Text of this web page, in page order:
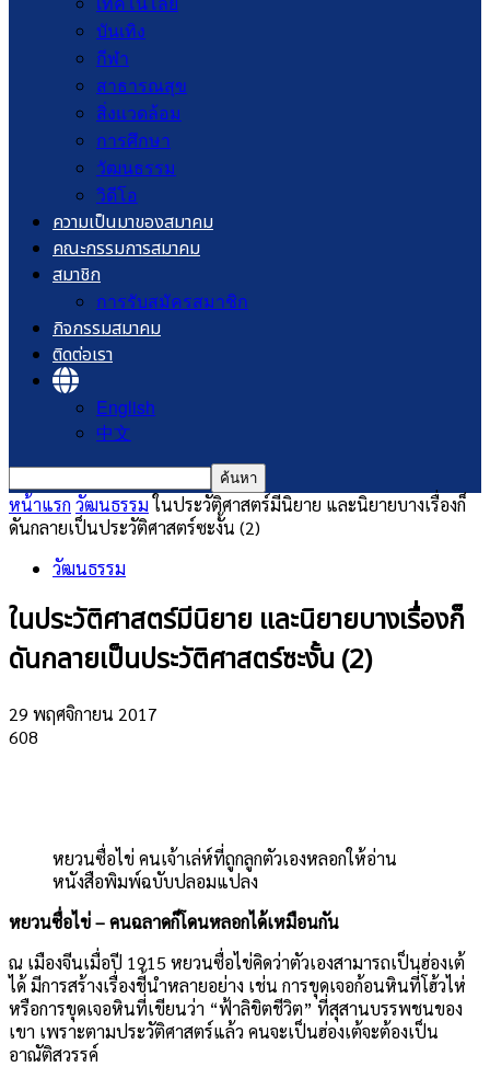
บันเทิง
กีฬา
สาธารณสุข
สิ่งแวดล้อม
การศึกษา
วัฒนธรรม
วิดีโอ
ความเป็นมาของสมาคม
คณะกรรมการสมาคม
สมาชิก
การรับสมัครสมาชิก
กิจกรรมสมาคม
ติดต่อเรา
English
中文
หน้าแรก วัฒนธรรม ในประวัติศาสตร์มีนิยาย และนิยายบางเรื่องก็
ดันกลายเป็นประวัติศาสตร์ซะงั้น (2)
วัฒนธรรม
ในประวัติศาสตร์มีนิยาย และนิยายบางเรื่องก็
ดันกลายเป็นประวัติศาสตร์ซะงั้น (2)
29 พฤศจิกายน 2017
608
หยวนซื่อไข่ คนเจ้าเล่ห์ที่ถูกลูกตัวเองหลอกให้อ่าน
หนังสือพิมพ์ฉบับปลอมแปลง
หยวนซื่อไข่–คนฉลาดก็โดนหลอกได้เหมือนกัน
ณ เมืองจีนเมื่อปี 1915 หยวนซื่อไข่คิดว่าตัวเองสามารถเป็นฮ่องเต้
ได้ มีการสร้างเรื่องชี้นำหลายอย่าง เช่น การขุดเจอก้อนหินที่โฮ้วไห่
หรือการขุดเจอหินที่เขียนว่า “ฟ้าลิขิตชีวิต”ที่สุสานบรรพชนของ
เขา เพราะตามประวัติศาสตร์แล้ว คนจะเป็นฮ่องเต้จะต้องเป็น
อาณัติสวรรค์